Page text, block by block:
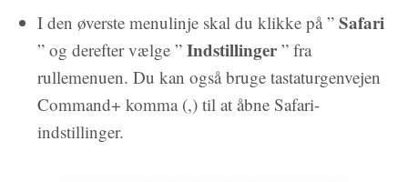
I den øverste menulinje skal du klikke på ” Safari
” og derefter vælge ” Indstillinger” fra
rullemenuen. Du kan også bruge tastaturgenvejen
Command+ komma (,) til at åbne Safari-
indstillinger.